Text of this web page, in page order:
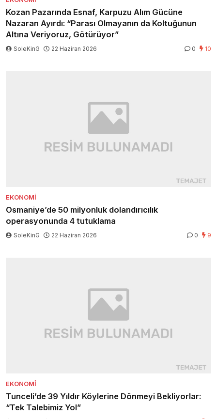
Kozan Pazarında Esnaf, Karpuzu Alım Gücüne
Nazaran Ayırdı: “Parası Olmayanın da Koltuğunun
Altına Veriyoruz, Götürüyor”
SoleKinG 22 Haziran 2026 0 10
EKONOMI
Osmaniye’de 50 milyonluk dolandırıcılık
operasyonunda 4 tutuklama
SoleKinG 22 Haziran 2026 0 9
EKONOMI
Tunceli’de 39 Yıldır Köylerine Dönmeyi Bekliyorlar:
“Tek Talebimiz Yol”